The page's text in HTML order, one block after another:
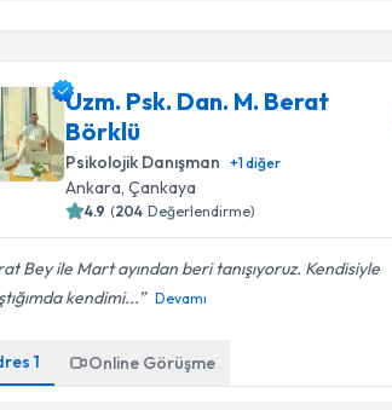
Uzm. Psk. Dan. M. Berat
Börklü
Psikolojik Danışman +1diğer
Ankara , Çankaya
4.9 (204 Değerlendirme)
Bey ile Mart ayından beri tanışıyoruz. Kendisiyle
kendimi...
Devamı
1 Online Görüşme